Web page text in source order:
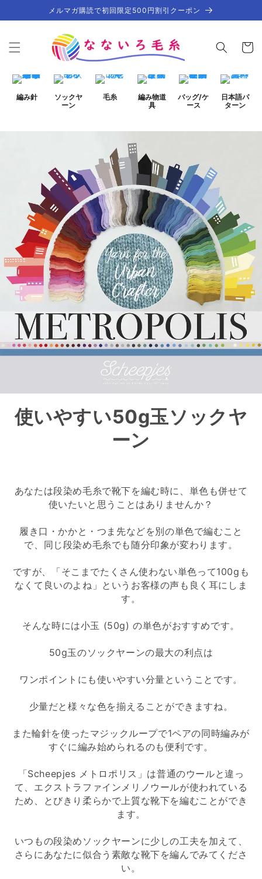
進む
メルマガ購読で初回限定500円割引クーポン
ー
編み針
ソックヤ
ーン
毛糸
編み物道
具
バッグ/ケ
ース
日本語パ
ターン
使いやすい50g玉ソックヤ
ーン
あなたは段染め毛糸で靴下を編む時に、単色も併せて
使いたいと思うことはありませんか？
履き口・かかと・つま先などを別の単色で編むこと
で、同じ段染め毛糸でも随分印象が変わります。
ですが、「そこまでたくさん使わない単色って100gも
なくて良いのよね」というお客様の声も良く耳にしま
す。
そんな時には小玉 (50g) の単色がおすすめです。
50g玉のソックヤーンの最大の利点は
ワンポイントにも使いやすい分量ということです。
少量だと様々な色を揃えることができますね。
また輪針を使ったマジックループで1ペアの同時編みが
すぐに編み始められるのも便利です。
「Scheepjes メトロポリス」は普通のウールと違っ
て、エクストラファインメリノウールが使われている
ため、とびきり柔らかで上質な靴下を編むことができ
ます。
いつもの段染めソックヤーンに少しの工夫を加えて、
さらにあなたに似合う素敵な靴下を編んでみてくださ
い。